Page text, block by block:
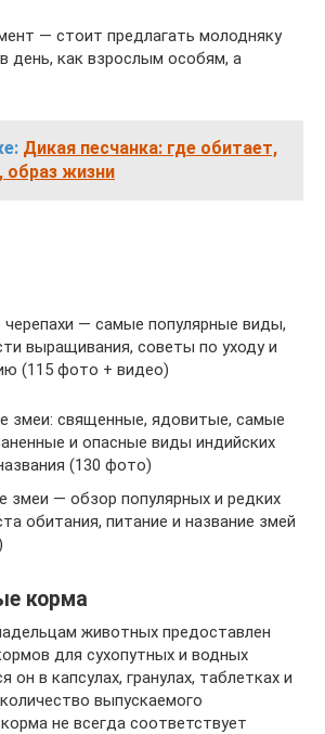
— стоит предлагать молодняку
день, как взрослым особям, а
Дикая песчанка: где обитает,
образ жизни
— самые популярные виды,
выращивания, советы по уходу и
(115 фото + видео)
змеи: священные, ядовитые, самые
и опасные виды индийских
(130 фото)
змеи — обзор популярных и редких
обитания, питание и название змей
корма
животных предоставлен
для сухопутных и водных
он в капсулах, гранулах, таблетках и
выпускаемого
не всегда соответствует